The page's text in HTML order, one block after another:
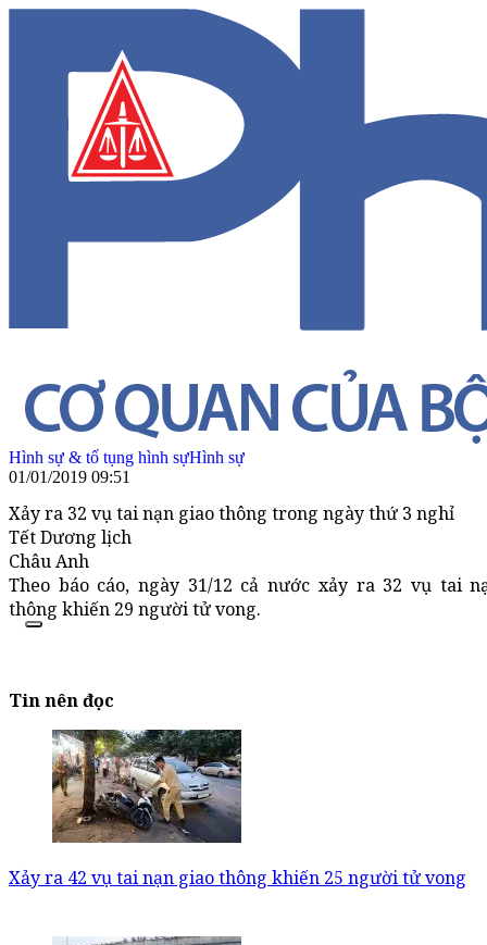
Hình sự & tố tụng hình sựHình sự
01/01/2019 09:51
Xảy ra 32 vụ tai nạn giao thông trong ngày thứ 3 nghỉ
Tết Dương lịch
Châu Anh
Theo báo cáo, ngày 31/12 cả nước xảy ra 32 vụ tai
thông khiến 29 người tử vong.
Tin nên đọc
Xảy ra 42 vụ tai nạn giao thông khiến 25 người tử vong